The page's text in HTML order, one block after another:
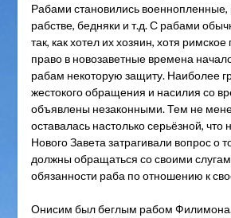
Рабами становились
рабстве, бедняки и т.д. С рабами
так, как хотел их хозяин, хотя
право в новозаветные времена
рабам некоторую защиту. Наиболее
жестокого обращения и насилия со
объявлены незаконными. Тем не
оставалась настолько серьёзной, что
Нового Завета затрагивали вопрос о
должны обращаться со своими
обязанности раба по отношению к
Онисим был беглым рабом Филимона.